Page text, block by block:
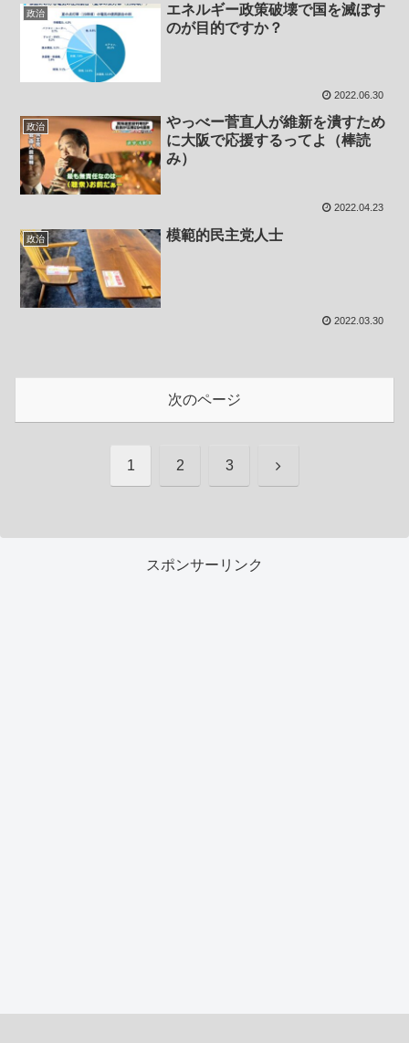
政治
エネルギー政策破壊で国を滅ぼす
のが目的ですか？
2022.06.30
政治
やっべー菅直人が維新を潰すため
に大阪で応援するってよ（棒読
み）
2022.04.23
政治 模範的民主党人士
2022.03.30
次のページ
1 2 3 次
スポンサーリンク